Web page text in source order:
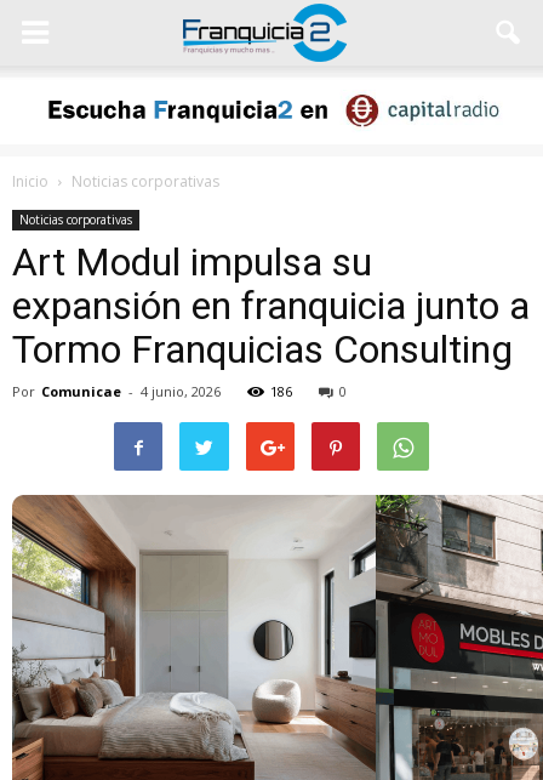
Inicio Noticias corporativas
Noticias corporativas
Art Modul impulsa su
expansión en franquicia junto a
Tormo Franquicias Consulting
Por Comunicae - 4 junio, 2026 186 0